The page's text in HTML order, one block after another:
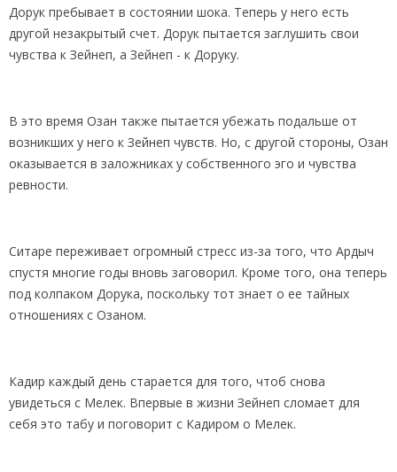
Дорук пребывает в состоянии шока. Теперь у него есть
другой незакрытый счет. Дорук пытается заглушить свои
чувства к Зейнеп, а Зейнеп - к Доруку.
В это время Озан также пытается убежать подальше от
возникших у него к Зейнеп чувств. Но, с другой стороны, Озан
оказывается в заложниках у собственного эго и чувства
ревности.
Ситаре переживает огромный стресс из-за того, что Ардыч
спустя многие годы вновь заговорил. Кроме того, она теперь
под колпаком Дорука, поскольку тот знает о ее тайных
отношениях с Озаном.
Кадир каждый день старается для того, чтоб снова
увидеться с Мелек. Впервые в жизни Зейнеп сломает для
себя это табу и поговорит с Кадиром о Мелек.